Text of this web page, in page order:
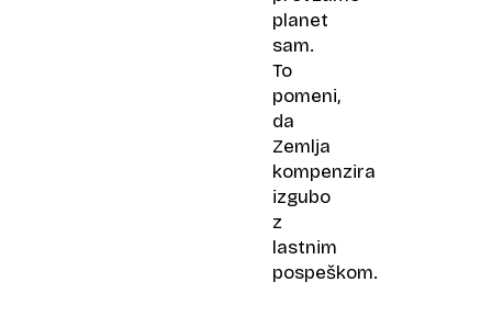
planet
sam.
To
pomeni,
da
Zemlja
kompenzira
izgubo
z
lastnim
pospeškom.